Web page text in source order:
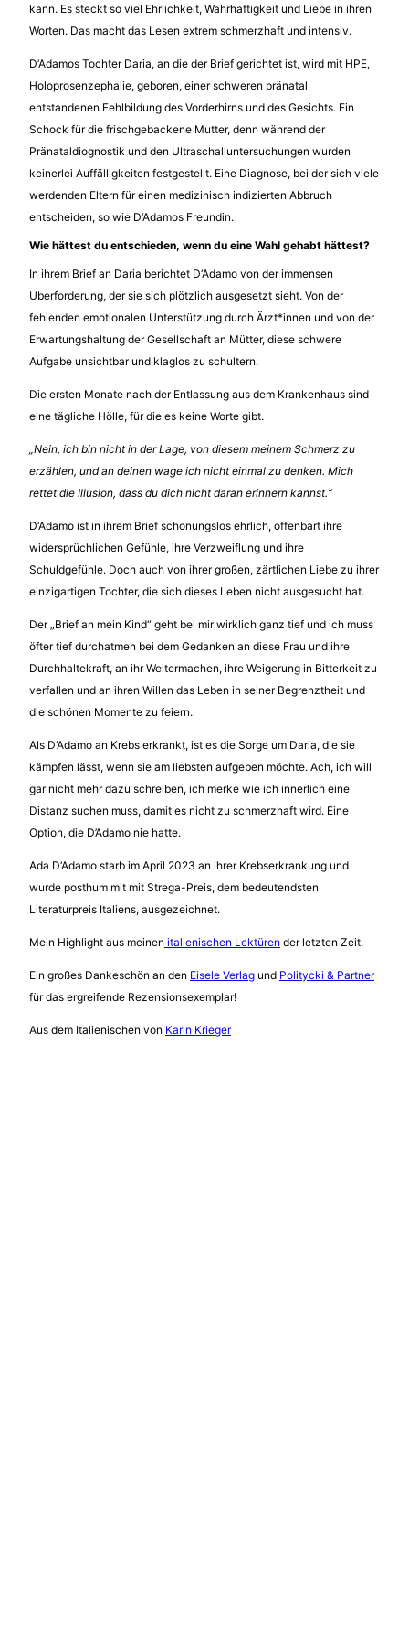
kann. Es steckt so viel Ehrlichkeit, Wahrhaftigkeit und Liebe in ihren
Worten. Das macht das Lesen extrem schmerzhaft und intensiv.
D‘Adamos Tochter Daria, an die der Brief gerichtet ist, wird mit HPE,
Holoprosenzephalie, geboren, einer schweren pränatal
entstandenen Fehlbildung des Vorderhirns und des Gesichts. Ein
Schock für die frischgebackene Mutter, denn während der
Pränataldiognostik und den Ultraschalluntersuchungen wurden
keinerlei Auffälligkeiten festgestellt. Eine Diagnose, bei der sich viele
werdenden Eltern für einen medizinisch indizierten Abbruch
entscheiden, so wie D‘Adamos Freundin.
Wie hättest du entschieden, wenn du eine Wahl gehabt hättest?
In ihrem Brief an Daria berichtet D‘Adamo von der immensen
Überforderung, der sie sich plötzlich ausgesetzt sieht. Von der
fehlenden emotionalen Unterstützung durch Ärzt*innen und von der
Erwartungshaltung der Gesellschaft an Mütter, diese schwere
Aufgabe unsichtbar und klaglos zu schultern.
Die ersten Monate nach der Entlassung aus dem Krankenhaus sind
eine tägliche Hölle, für die es keine Worte gibt.
„Nein, ich bin nicht in der Lage, von diesem meinem Schmerz zu
erzählen, und an deinen wage ich nicht einmal zu denken. Mich
rettet die Illusion, dass du dich nicht daran erinnern kannst.“
D‘Adamo ist in ihrem Brief schonungslos ehrlich, offenbart ihre
widersprüchlichen Gefühle, ihre Verzweiflung und ihre
Schuldgefühle. Doch auch von ihrer großen, zärtlichen Liebe zu ihrer
einzigartigen Tochter, die sich dieses Leben nicht ausgesucht hat.
Der „Brief an mein Kind“ geht bei mir wirklich ganz tief und ich muss
öfter tief durchatmen bei dem Gedanken an diese Frau und ihre
Durchhaltekraft, an ihr Weitermachen, ihre Weigerung in Bitterkeit zu
verfallen und an ihren Willen das Leben in seiner Begrenztheit und
die schönen Momente zu feiern.
Als D‘Adamo an Krebs erkrankt, ist es die Sorge um Daria, die sie
kämpfen lässt, wenn sie am liebsten aufgeben möchte. Ach, ich will
gar nicht mehr dazu schreiben, ich merke wie ich innerlich eine
Distanz suchen muss, damit es nicht zu schmerzhaft wird. Eine
Option, die D’Adamo nie hatte.
Ada D‘Adamo starb im April 2023 an ihrer Krebserkrankung und
wurde posthum mit mit Strega-Preis, dem bedeutendsten
Literaturpreis Italiens, ausgezeichnet.
Mein Highlight aus meinen italienischen Lektüren der letzten Zeit.
Ein großes Dankeschön an den Eisele Verlag und Politycki & Partner
für das ergreifende Rezensionsexemplar!
Aus dem Italienischen von Karin Krieger